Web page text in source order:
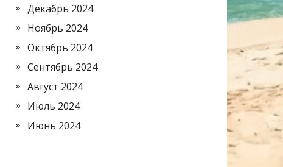
Декабрь 2024
Ноябрь 2024
Октябрь 2024
Сентябрь 2024
Август 2024
Июль 2024
Июнь 2024